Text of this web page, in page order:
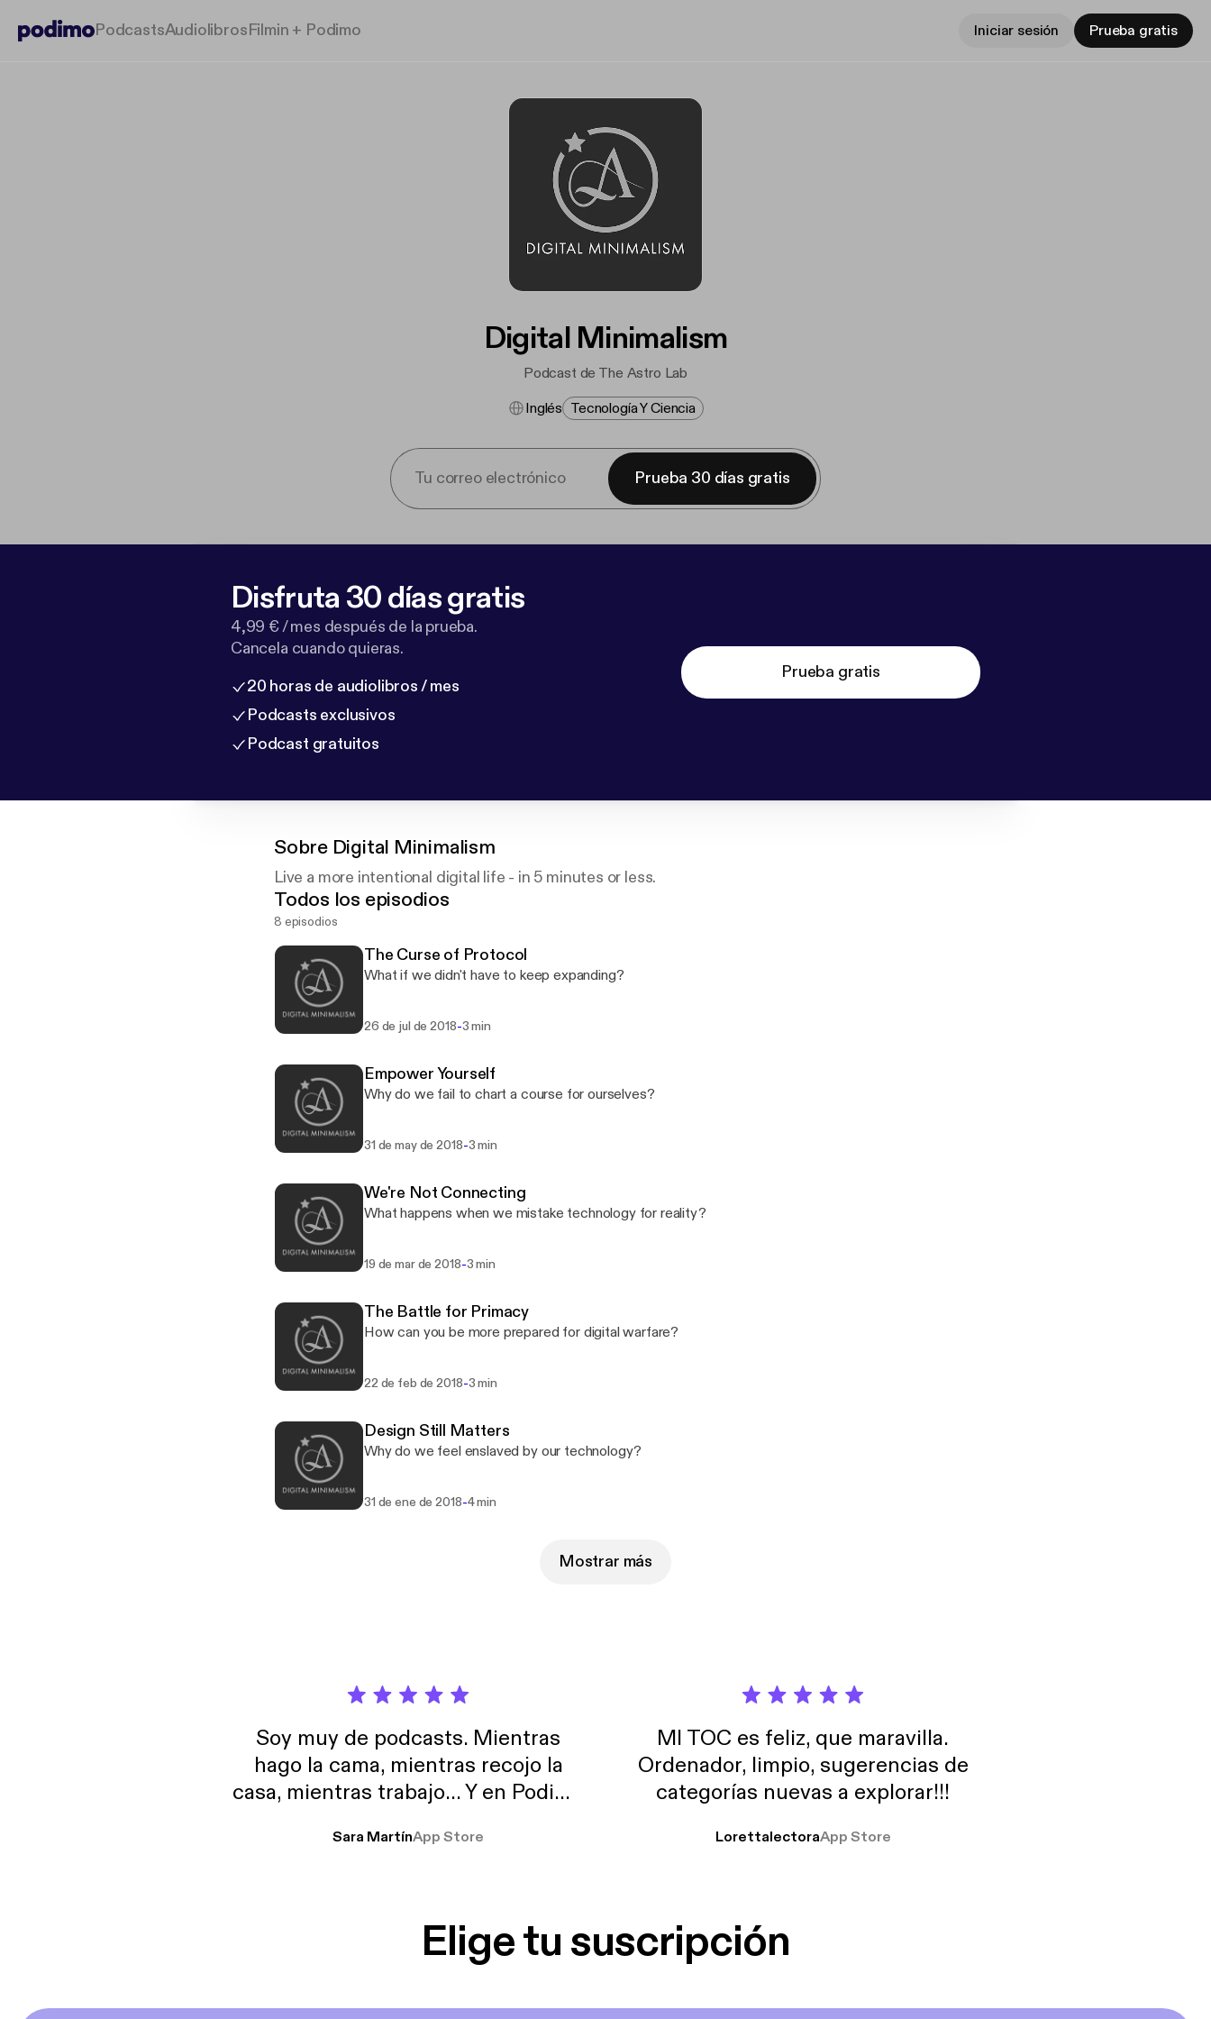
PodcastsAudiolibrosFilmin + Podimo Iniciar sesión Prueba gratis
Digital Minimalism
Podcast de The Astro Lab
Inglés Tecnología Y Ciencia
Prueba 30 días gratis
Disfruta 30 días gratis
4,99 € / mes después de la prueba.
Cancela cuando quieras.
20 horas de audiolibros / mes
Podcasts exclusivos
Podcast gratuitos
Prueba gratis
Sobre Digital Minimalism
Live a more intentional digital life - in 5 minutes or less.
Todos los episodios
8 episodios
The Curse of Protocol
What if we didn't have to keep expanding?
26 de jul de 2018-3 min
Empower Yourself
Why do we fail to chart a course for ourselves?
31 de may de 2018-3 min
We're Not Connecting
What happens when we mistake technology for reality?
19 de mar de 2018-3 min
The Battle for Primacy
How can you be more prepared for digital warfare?
22 de feb de 2018-3 min
Design Still Matters
Why do we feel enslaved by our technology?
31 de ene de 2018-4 min
Mostrar más
Soy muy de podcasts. Mientras
hago la cama, mientras recojo la
casa, mientras trabajo… Y en Podimo
encantan. De emprendimiento, de
Sara MartínApp Store
MI TOC es feliz, que maravilla.
Ordenador, limpio, sugerencias de
categorías nuevas a explorar!!!
LorettalectoraApp Store
Elige tu suscripción